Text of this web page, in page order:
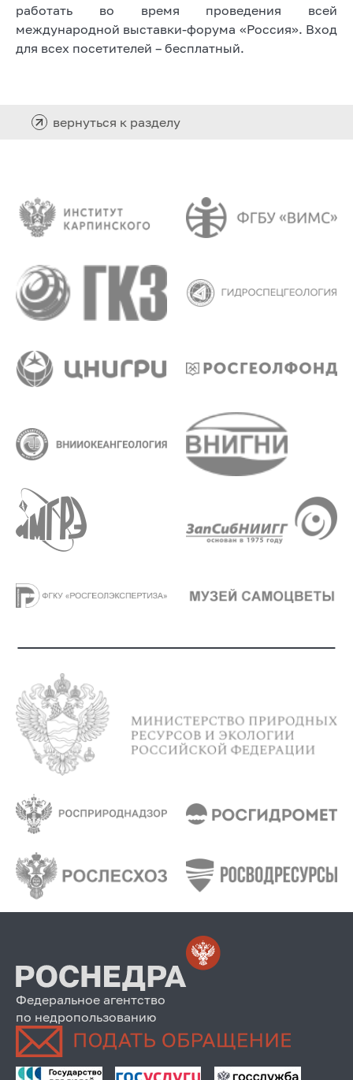
работать во время проведения всей
международной выставки-форума «Россия». Вход
для всех посетителей – бесплатный.
вернуться к разделу
Федеральное агентство
по недропользованию